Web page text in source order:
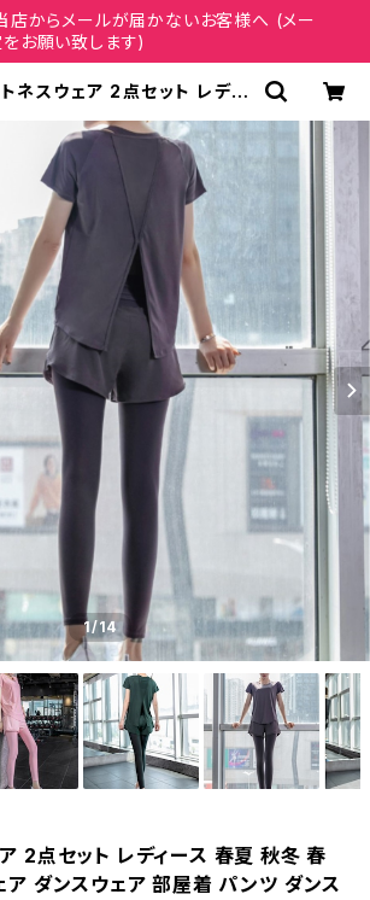
からメールが届かないお客様へ (メー
お願い致します)
トネスウェア 2点セット レディ
スウェア 部屋着 パンツ ダンス
ス トップス 半袖トップス 短パ
ウエスト ウエストゴム 無地 ヨ
ア フィットネス ランニングパン
ダンスパンツ ヨガパンツ スパ
ープルグレー ピンク グリーン
ク トレーニングウェア スポー
ランニングウェア カジュアル
品 大人 S M L XL 2XL XXL
30代 40代 50代 C-F0012 |
レイルセ 20代,30代,40代
ディースファッション 通販
1/14
2点セット レディース 春夏 秋冬 春
ダンスウェア 部屋着 パンツ ダンス